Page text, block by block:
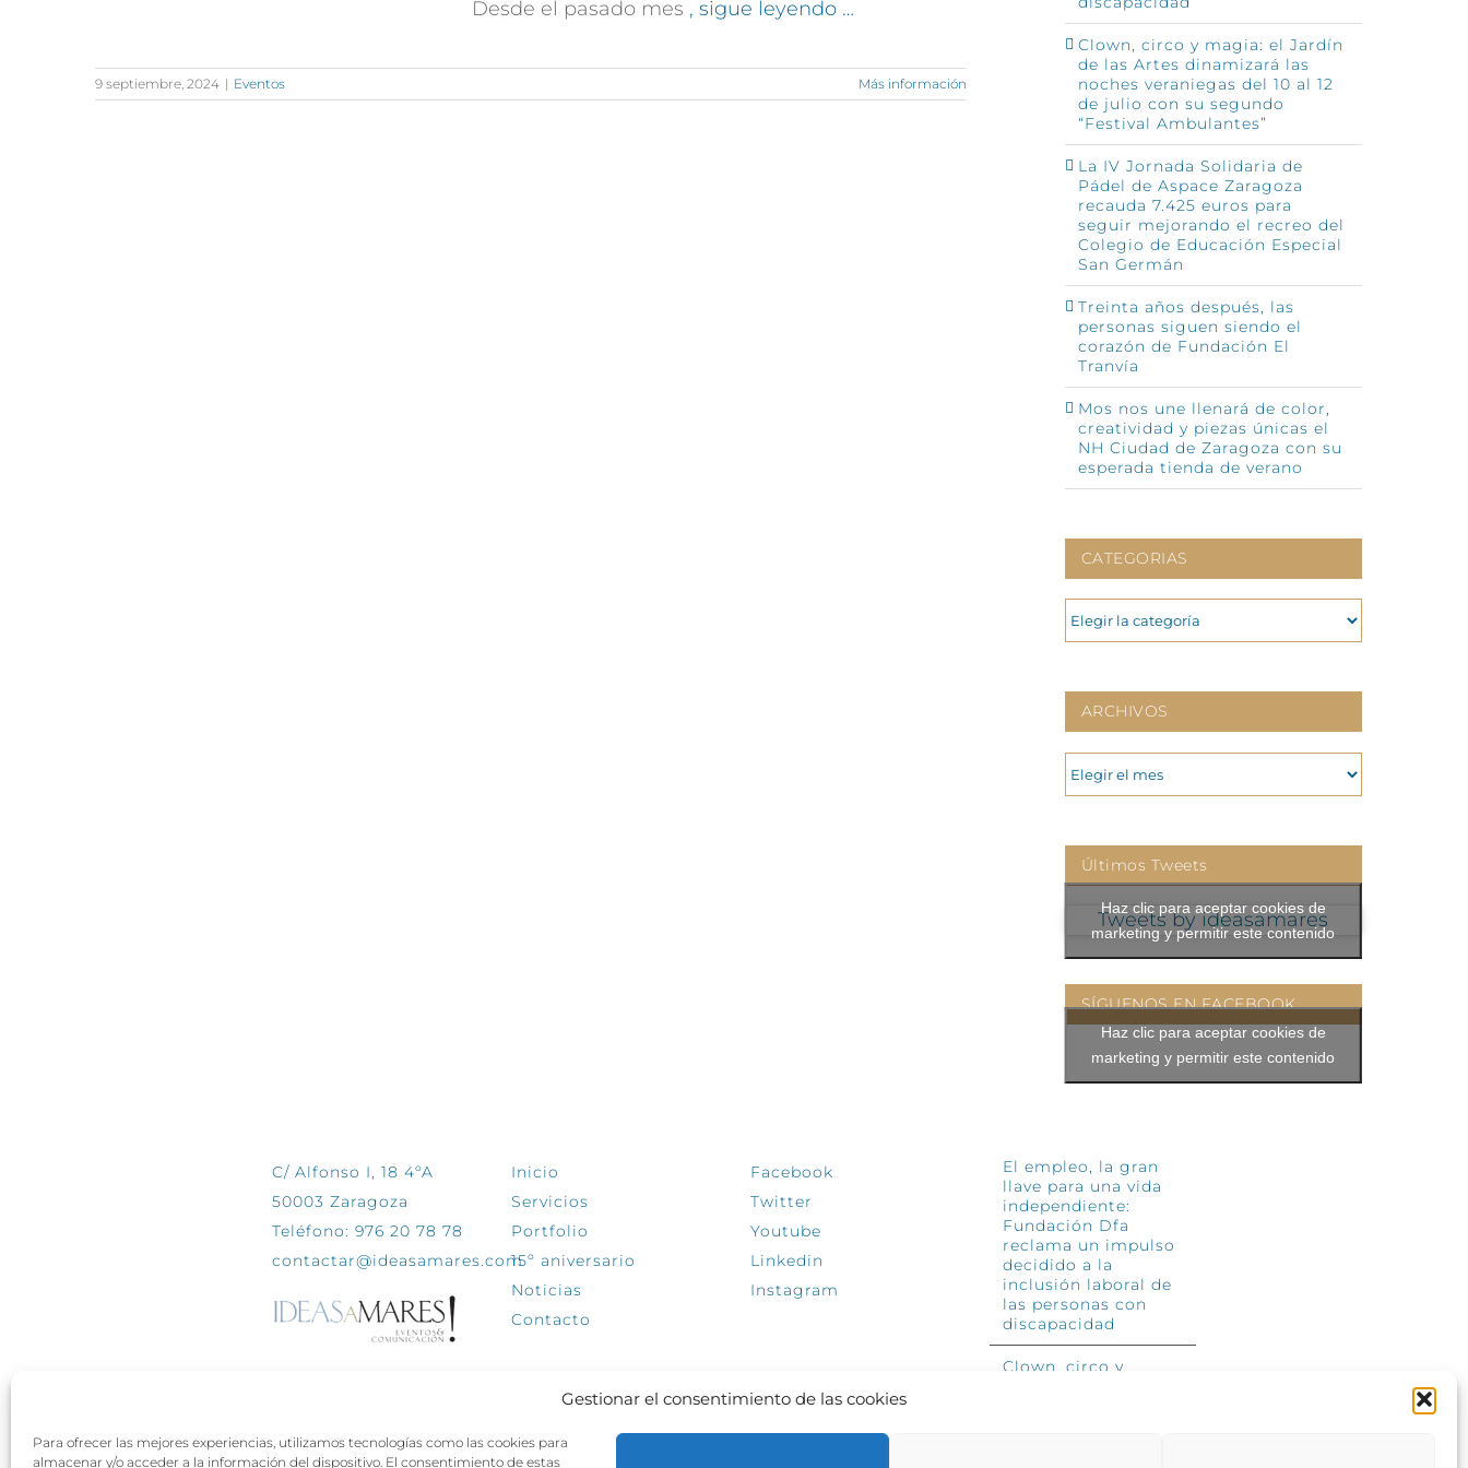
Gestionar el consentimiento de las cookies
Para ofrecer las mejores experiencias, utilizamos tecnologías como las cookies para
almacenar y/o acceder a la información del dispositivo. El consentimiento de estas
Desde el pasado mes , sigue leyendo …
9 septiembre, 2024 | Eventos Más información
Clown, circo y magia: el Jardín
de las Artes dinamizará las
noches veraniegas del 10 al 12
de julio con su segundo
“Festival Ambulantes”
La IV Jornada Solidaria de
Pádel de Aspace Zaragoza
recauda 7.425 euros para
seguir mejorando el recreo del
Colegio de Educación Especial
San Germán
Treinta años después, las
personas siguen siendo el
corazón de Fundación El
Tranvía
Mos nos une llenará de color,
creatividad y piezas únicas el
NH Ciudad de Zaragoza con su
esperada tienda de verano
CATEGORIAS
CATEGORIAS
ARCHIVOS
ARCHIVOS
Últimos Tweets
Tweets by ideasamares
Haz clic para aceptar cookies de
marketing y permitir este contenido
SÍGUENOS EN FACEBOOK
Haz clic para aceptar cookies de
marketing y permitir este contenido
C/ Alfonso I, 18 4ºA
50003 Zaragoza
Teléfono: 976 20 78 78
contactar@ideasamares.com
Inicio
Servicios
Portfolio
15º aniversario
Noticias
Contacto
Facebook
Twitter
Youtube
Linkedin
Instagram
El empleo, la gran
llave para una vida
independiente:
Fundación Dfa
reclama un impulso
decidido a la
inclusión laboral de
las personas con
discapacidad
Clown, circo y